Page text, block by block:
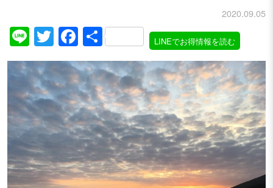
2020.09.05
LineTwitter
Facebook
共
有
LINEでお得情報を読む